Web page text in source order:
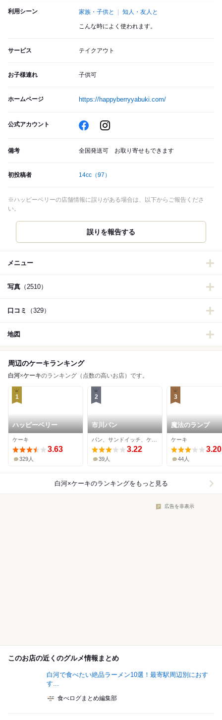
利用シーン 家族・子供と 知人・友人と
こんな時によく使われます。
サービス テイクアウト
お子様連れ 子供可
ホームページ https://happyberryyabuki.com/
公式アカウント
備考 全国発送可 お取り寄せもできます
初投稿者 14cc （97）
※ハッピーベリーの店舗情報に誤りがある場合は、以下からご報告くださ
い。
誤りを報告する
メニュー
写真 （2510）
口コミ （329）
地図
周辺のケーキランキング
白河×ケーキのランキング（点数の高いお店）です。
1
ハッピーベリー
ケーキ
3.63
329人
2
市川パン
3.22
39人
3
魔法のランプ
ケーキ
3.20
44人
白河×ケーキのランキングをもっと見る
広告を非表示
このお店の近くのグルメ情報まとめ
白河で食べたい絶品ラーメン10選！最寄駅周辺別におす
す...
食べログまとめ編集部